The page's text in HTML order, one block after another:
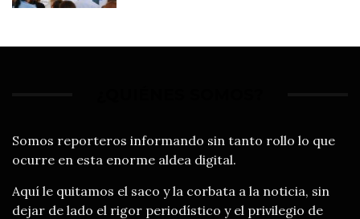
Somos reporteros informando sin tanto rollo lo que
ocurre en esta enorme aldea digital.
Aquí le quitamos el saco y la corbata a la noticia, sin
dejar de lado el rigor periodístico y el privilegio de